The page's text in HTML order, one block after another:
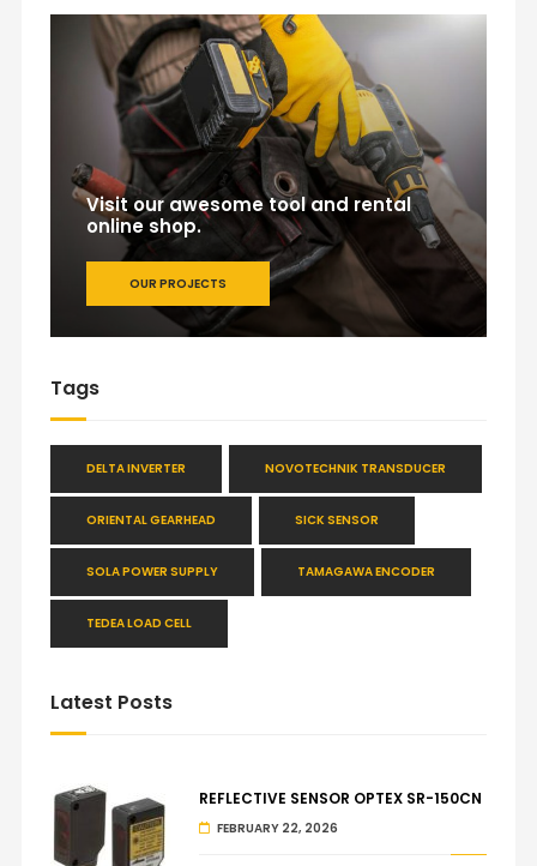
Visit our awesome tool and rental
online shop.
OUR PROJECTS
Tags
DELTA INVERTER NOVOTECHNIK TRANSDUCER
ORIENTAL GEARHEAD SICK SENSOR
SOLA POWER SUPPLY TAMAGAWA ENCODER
TEDEA LOAD CELL
Latest Posts
REFLECTIVE SENSOR OPTEX SR-150CN
FEBRUARY 22, 2026